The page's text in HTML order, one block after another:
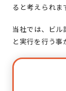
ると考えられま
当社では、ビル
と実行を行う事